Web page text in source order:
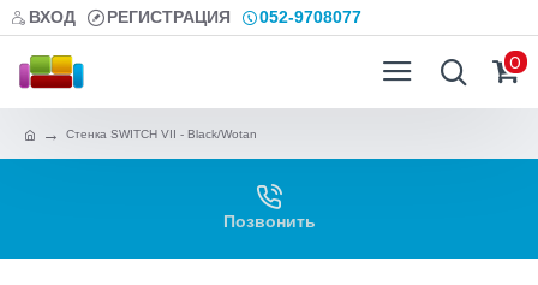
ВХОД РЕГИСТРАЦИЯ 052-9708077
0
Стенка SWITCH VII - Black/Wotan
Позвонить